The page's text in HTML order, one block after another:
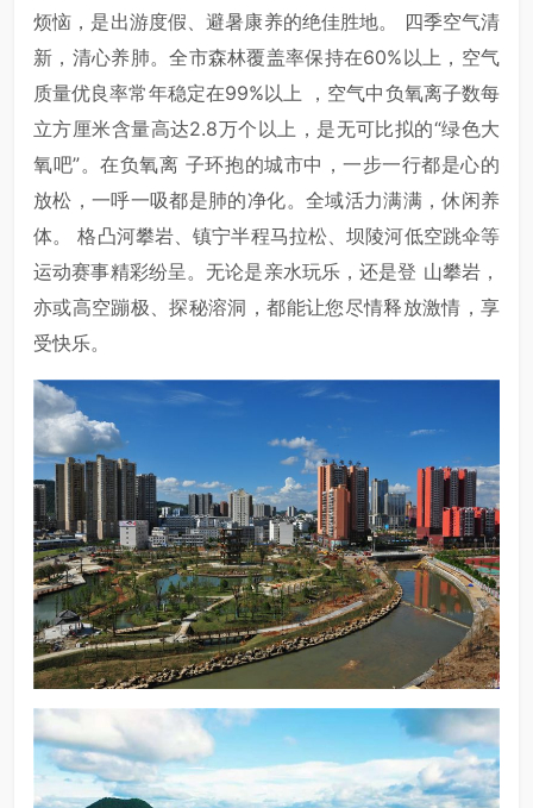
烦恼，是出游度假、避暑康养的绝佳胜地。 四季空气清
新，清心养肺。全市森林覆盖率保持在60%以上，空气
质量优良率常年稳定在99%以上 ，空气中负氧离子数每
立方厘米含量高达2.8万个以上，是无可比拟的“绿色大
氧吧”。在负氧离 子环抱的城市中，一步一行都是心的
放松，一呼一吸都是肺的净化。全域活力满满，休闲养
体。 格凸河攀岩、镇宁半程马拉松、坝陵河低空跳伞等
运动赛事精彩纷呈。无论是亲水玩乐，还是登 山攀岩，
亦或高空蹦极、探秘溶洞，都能让您尽情释放激情，享
受快乐。